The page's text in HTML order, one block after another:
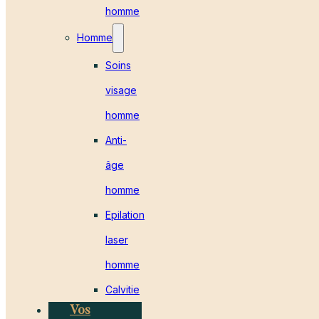
homme
Homme
Soins
visage
homme
Anti-
âge
homme
Epilation
laser
homme
Calvitie
Vos